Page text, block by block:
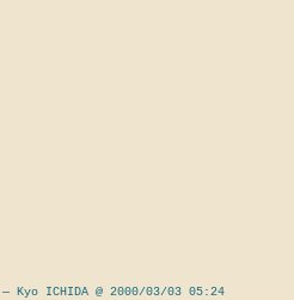
— Kyo ICHIDA @ 2000/03/03 05:24